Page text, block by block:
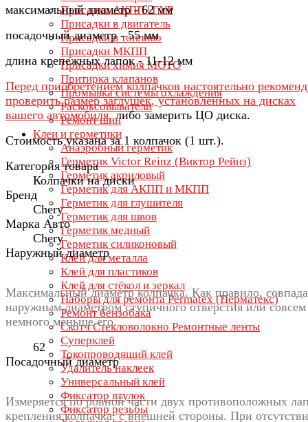
Присадки АКПП+ГУР
Присадки в двигатель
Присадки в топливо
Присадки МКПП
Присадки химия МОТО
Притирка клапанов
Промывка системы охлаждения
Раскоксовыватели
Ремонт шин
Клеи и герметики
Анаэробный герметик
Герметик Victor Reinz (Виктор Рейнз)
Герметик акриловый
Герметик для АКПП и МКПП
Герметик для глушителя
Герметик для швов
Герметик медный
Герметик силиконовый
Клей для металла
Клей для пластиков
Клей для стёкол и зеркал
Наборы для ремонта Permatex (Перматекс)
Ремонт бензобака
Скотч Стекловолокно Ремонтные ленты
Суперклей
Токопроводящий клей
Удалитель наклеек
Универсальный клей
Фиксатор втулок
Фиксатор резьбы
максимальный диаметр - 62 мм
посадочный диаметр - 55 мм
длина крепежных лапок - 11-12 мм
Перед приобретением колпачков настоятельно
проверить размер заглушек, установленных на дисках
вашего автомобиля,либо замерить ЦО диска.
Стоимость указана за 1 колпачок (1 шт.).
Категория товара
Колпачки на диски
Бренд
Chery
Марка Авто
Chery
Наружный диаметр
Максимальный диаметр колпачка. Как правило,
наружным диаметром ступичного отверстия или совсем
немного меньше его.
62
Посадочный диаметр
Измеряется по ровной части двух противоположных
крепления колпачка, с внешней стороны. При